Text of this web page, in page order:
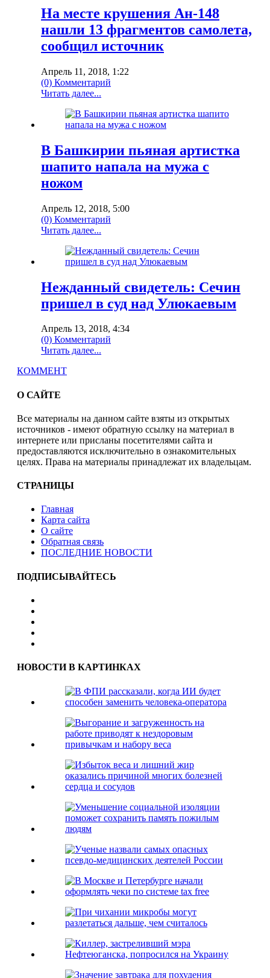
На месте крушения Ан-148
нашли 13 фрагментов самолета,
сообщил источник
Апрель 11, 2018, 1:22
(0) Комментарий
Читать далее...
В Башкирии пьяная артистка
шапито напала на мужа с
ножом
Апрель 12, 2018, 5:00
(0) Комментарий
Читать далее...
Нежданный свидетель: Сечин
пришел в суд над Улюкаевым
Апрель 13, 2018, 4:34
(0) Комментарий
Читать далее...
КОММЕНТ
О САЙТЕ
Все материалы на данном сайте взяты из открытых
источников - имеют обратную ссылку на материал в
интернете или присланы посетителями сайта и
предоставляются исключительно в ознакомительных
целях. Права на материалы принадлежат их владельцам.
СТРАНИЦЫ
Главная
Карта сайта
О сайте
Обратная связь
ПОСЛЕДНИЕ НОВОСТИ
ПОДПИСЫВАЙТЕСЬ
НОВОСТИ В КАРТИНКАХ